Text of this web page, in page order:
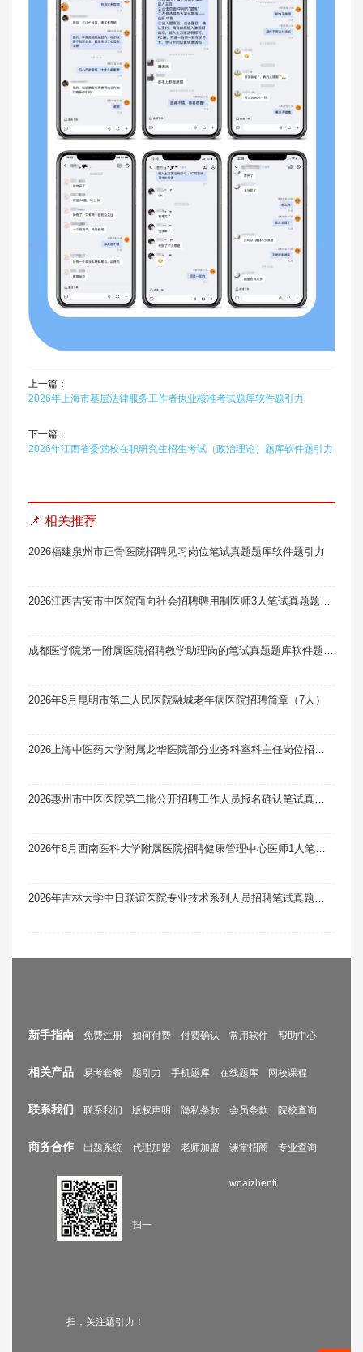
上一篇：
2026年上海市基层法律服务工作者执业核准考试题库软件题引力
下一篇：
2026年江西省委党校在职研究生招生考试（政治理论）题库软件题引力
📌 相关推荐
2026福建泉州市正骨医院招聘见习岗位笔试真题题库软件题引力
2026年8月昆明市第二人民医院融城老年病医院招聘简章（7人）
新手指南 免费注册 如何付费 付费确认 常用软件 帮助中心
相关产品 易考套餐 题引力 手机题库 在线题库 网校课程
联系我们 联系我们 版权声明 隐私条款 会员条款 院校查询
商务合作 出题系统 代理加盟 老师加盟 课堂招商 专业查询
扫一
扫，关注题引力！
woaizhenti